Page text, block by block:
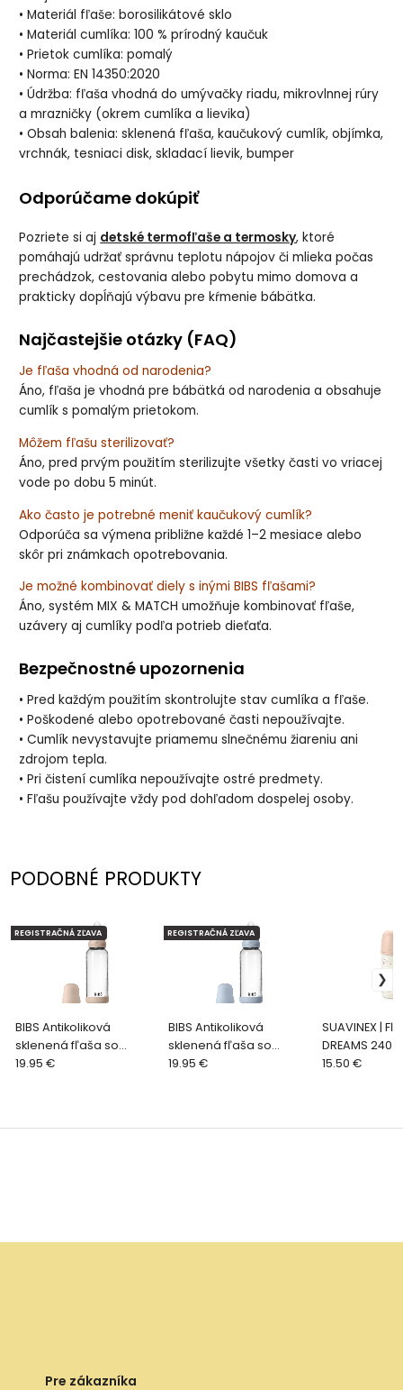
• Materiál fľaše: borosilikátové sklo
• Materiál cumlíka: 100 % prírodný kaučuk
• Prietok cumlíka: pomalý
• Norma: EN 14350:2020
• Údržba: fľaša vhodná do umývačky riadu, mikrovlnnej rúry
a mrazničky (okrem cumlíka a lievika)
• Obsah balenia: sklenená fľaša, kaučukový cumlík, objímka,
vrchnák, tesniaci disk, skladací lievik, bumper
Odporúčame dokúpiť
Pozriete si aj detské termofľaše a termosky, ktoré
pomáhajú udržať správnu teplotu nápojov či mlieka počas
prechádzok, cestovania alebo pobytu mimo domova a
prakticky dopĺňajú výbavu pre kŕmenie bábätka.
Najčastejšie otázky (FAQ)
Je fľaša vhodná od narodenia?
Áno, fľaša je vhodná pre bábätká od narodenia a obsahuje
cumlík s pomalým prietokom.
Môžem fľašu sterilizovať?
Áno, pred prvým použitím sterilizujte všetky časti vo vriacej
vode po dobu 5 minút.
Ako často je potrebné meniť kaučukový cumlík?
Odporúča sa výmena približne každé 1–2 mesiace alebo
skôr pri známkach opotrebovania.
Je možné kombinovať diely s inými BIBS fľašami?
Áno, systém MIX & MATCH umožňuje kombinovať fľaše,
uzávery aj cumlíky podľa potrieb dieťaťa.
Bezpečnostné upozornenia
• Pred každým použitím skontrolujte stav cumlíka a fľaše.
• Poškodené alebo opotrebované časti nepoužívajte.
• Cumlík nevystavujte priamemu slnečnému žiareniu ani
zdrojom tepla.
• Pri čistení cumlíka nepoužívajte ostré predmety.
• Fľašu používajte vždy pod dohľadom dospelej osoby.
PODOBNÉ PRODUKTY
BIBS Antikoliková
sklenená fľaša so
silikónovým cumlíkom
REGISTRAČNÁ ZĽAVA
19.95 €
BIBS Antikoliková
sklenená fľaša so
silikónovým cumlíkom
REGISTRAČNÁ ZĽAVA
19.95 €
SUAVINEX |
DREAMS 240
fyziologická
15.50 €
Pre zákazníka